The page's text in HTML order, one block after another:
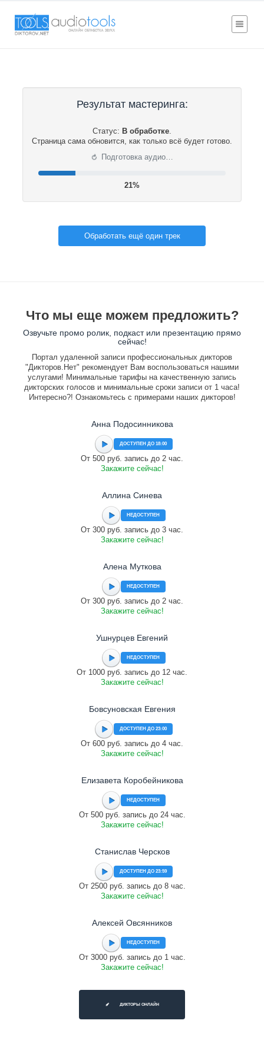
Результат мастеринга:
Статус: В обработке.
Страница сама обновится, как только всё будет готово.
⟳ Подготовка аудио…
21%
Обработать ещё один трек
Что мы еще можем предложить?
Озвучьте промо ролик, подкаст или презентацию прямо
сейчас!
Портал удаленной записи профессиональных дикторов
"Дикторов.Нет" рекомендует Вам воспользоваться нашими
услугами! Минимальные тарифы на качественную запись
дикторских голосов и минимальные сроки записи от 1 часа!
Интересно?! Ознакомьтесь с примерами наших дикторов!
Анна Подосинникова
ДОСТУПЕН ДО 18:00
От 500 руб. запись до 2 час.
Закажите сейчас!
Аллина Синева
НЕДОСТУПЕН
От 300 руб. запись до 3 час.
Закажите сейчас!
Алена Муткова
НЕДОСТУПЕН
От 300 руб. запись до 2 час.
Закажите сейчас!
Ушнурцев Евгений
НЕДОСТУПЕН
От 1000 руб. запись до 12 час.
Закажите сейчас!
Бовсуновская Евгения
ДОСТУПЕН ДО 23:00
От 600 руб. запись до 4 час.
Закажите сейчас!
Елизавета Коробейникова
НЕДОСТУПЕН
От 500 руб. запись до 24 час.
Закажите сейчас!
Станислав Черсков
ДОСТУПЕН ДО 23:59
От 2500 руб. запись до 8 час.
Закажите сейчас!
Алексей Овсянников
НЕДОСТУПЕН
От 3000 руб. запись до 1 час.
Закажите сейчас!
ДИКТОРЫ ОНЛАЙН